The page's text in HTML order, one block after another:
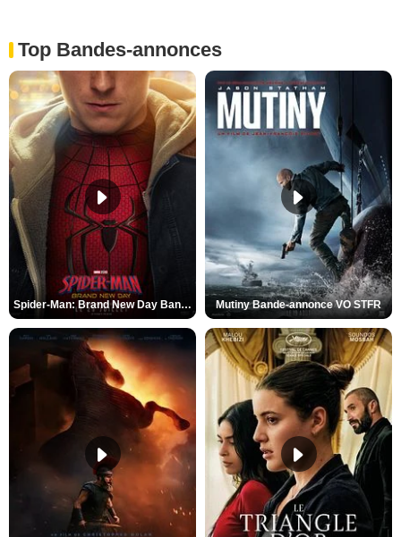
Top Bandes-annonces
Spider-Man: Brand New Day Bande-annonce VO STFR Mutiny Bande-annonce VO STFR